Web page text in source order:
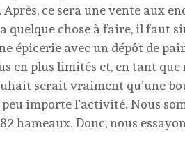
ce sera une vente aux
quelque chose à faire, il faut
épicerie avec un dépôt de
en plus limités et, en tant
serait vraiment qu’une
importe l’activité. Nous
hameaux. Donc, nous